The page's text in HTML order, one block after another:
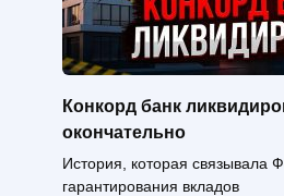
Конкорд банк
окончательно
История, которая связывала
гарантирования вкладов